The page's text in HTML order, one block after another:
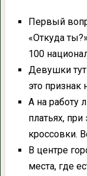
Первый
«Откуда
100
Девушки
это признак
А на работу
платьях,
кроссовки.
В центре
места, где